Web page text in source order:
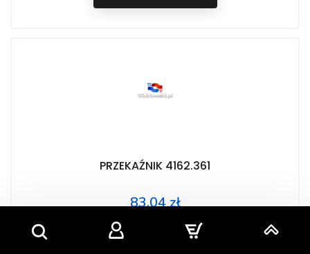
PRZEKAŹNIK 4162.361
Price
83.04 zł
ADD TO CART